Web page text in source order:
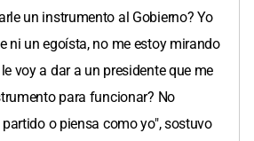
un instrumento al Gobierno? Yo
ni un egoísta, no me estoy mirando
voy a dar a un presidente que me
para funcionar? No
o piensa como yo", sostuvo